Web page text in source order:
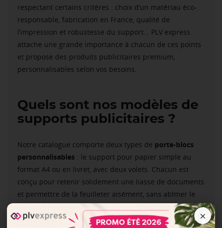
×
respectant certains critères : choix d’un matériau éco-
responsable, fabrication en France, qualité de
l’impression et robustesse du support… PLV express
attache une grande importance à chacun de ces points
et propose des produits publicitaires premium,
personnalisables selon vos besoins.
Quels sont nos modèles de
supports publicitaires ?
Notre catalogue comporte deux types de porte-blocs
personnalisables : le support pour papier simple au
format A4 ou en livret, avec deux volets. Chacun est
conçu pour retenir solidement une liasse de documents
et permettre de la feuilleter aisément, sans abîmer le
papier.